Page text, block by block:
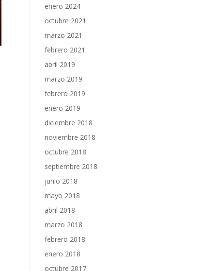
enero 2024
octubre 2021
marzo 2021
febrero 2021
abril 2019
marzo 2019
febrero 2019
enero 2019
diciembre 2018
noviembre 2018
octubre 2018
septiembre 2018
junio 2018
mayo 2018
abril 2018
marzo 2018
febrero 2018
enero 2018
octubre 2017